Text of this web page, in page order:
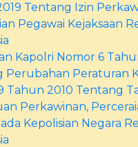
Tentang Izin
Pegawai Kejaksaan
Kapolri Nomor 6
Perubahan Peraturan
Tahun 2010 Tentang
Perkawinan,
Kepolisian Negara